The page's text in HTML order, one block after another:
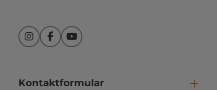
InstagramFacebookYouTube
Kontaktformular